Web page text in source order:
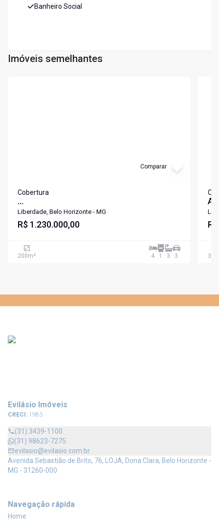
Banheiro Social
Imóveis semelhantes
Comparar
Cobertura
...
Liberdade, Belo Horizonte - MG
R$ 1.230.000,00
200m² 4 1 3 3 300
Evilásio Imóveis
CRECI: 1983
(31) 3439-1100
(31) 98623-7275
evilasio@evilasio.com.br
Avenida Sebastião de Brito, 76, LOJA, Dona Clara, Belo Horizonte -
MG - 31260-000
Navegação rápida
Home